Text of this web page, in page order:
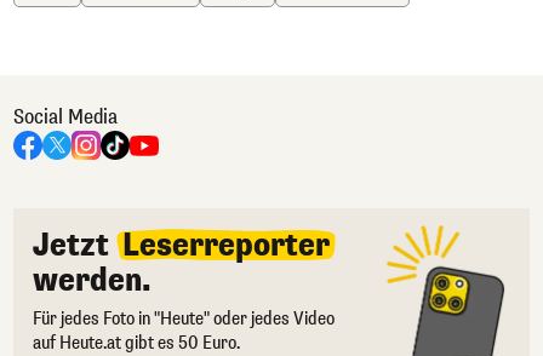
Social Media
Jetzt Leserreporter
werden.
Für jedes Foto in "Heute" oder jedes Video
auf Heute.at gibt es 50 Euro.